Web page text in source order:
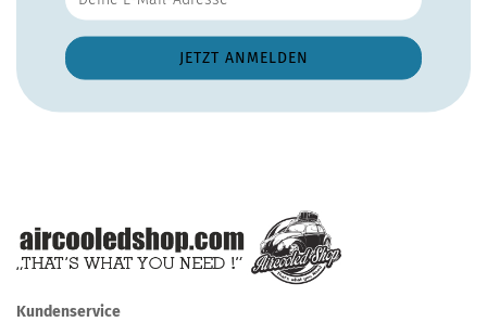
Kundenservice